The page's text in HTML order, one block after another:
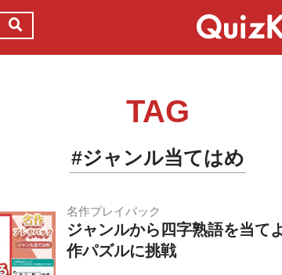
TAG
#ジャンル当てはめ
名作プレイバック
ジャンルから四字熟語を当て
作パズルに挑戦